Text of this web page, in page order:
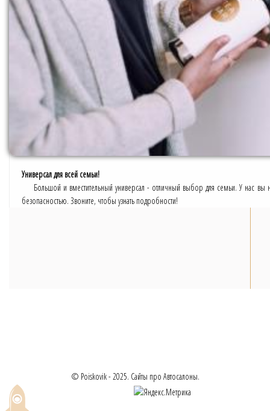
Универсал для всей семьи!
Большой и вместительный универсал - отличный выбор для семьи. У нас
безопасностью. Звоните, чтобы узнать подробности!
© Poiskovik - 2025. Сайты про Автосалоны.